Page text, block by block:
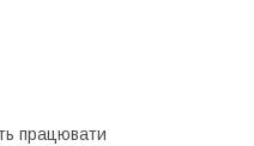
працювати